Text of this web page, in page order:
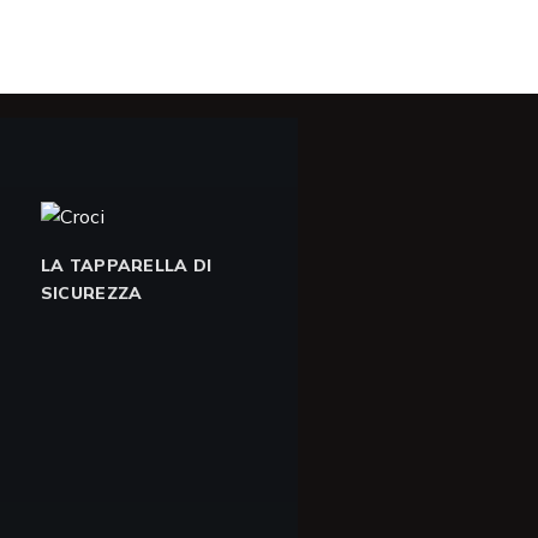
LA TAPPARELLA DI
SICUREZZA